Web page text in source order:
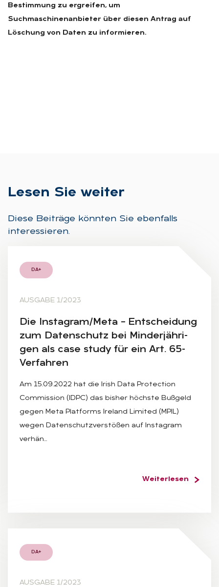
Bestimmung zu ergreifen, um
Suchmaschinenanbieter über diesen Antrag auf
Löschung von Daten zu informieren.
Le­sen Sie wei­ter
Diese Beiträge könnten Sie ebenfalls
interessieren.
DA+
AUSGABE 1/2023
Die In­sta­gram/Meta – Ent­schei­dung
zum Da­ten­schutz bei Min­der­jäh­ri­
gen als case stu­dy für ein Art. 65-
Ver­fah­ren
Am 15.09.2022 hat die Irish Data Protection
Commission (IDPC) das bisher höchste Bußgeld
gegen Meta Platforms Ireland Limited (MPIL)
wegen Datenschutzverstößen auf Instagram
verhän…
Weiterlesen
DA+
AUSGABE 1/2023